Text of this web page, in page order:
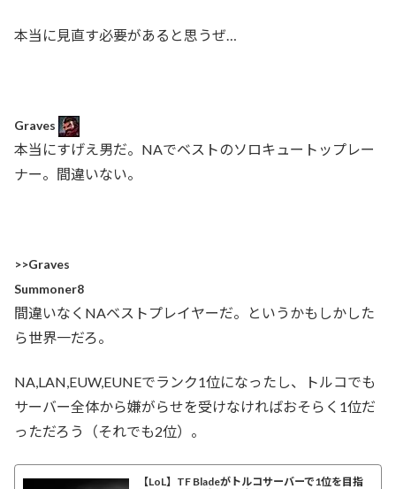
本当に見直す必要があると思うぜ…
Graves
本当にすげえ男だ。NAでベストのソロキュートップレー
ナー。間違いない。
>>Graves
Summoner8
間違いなくNAベストプレイヤーだ。というかもしかした
ら世界一だろ。
NA,LAN,EUW,EUNEでランク1位になったし、トルコでも
サーバー全体から嫌がらせを受けなければおそらく1位だ
っただろう（それでも2位）。
【LoL】TF Bladeがトルコサーバーで1位を目指